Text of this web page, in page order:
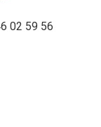
02 59 56